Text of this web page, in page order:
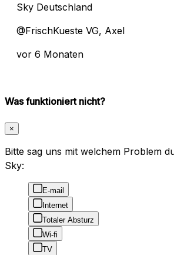
Sky Deutschland
@FrischKueste VG, Axel
vor 6 Monaten
Was funktioniert nicht?
×
Bitte sag uns mit welchem Problem
Sky:
E-mail
Internet
Totaler Absturz
Wi-fi
TV